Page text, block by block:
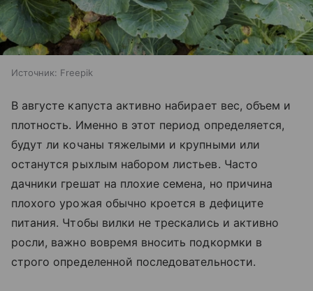
Источник: Freepik
В августе капуста активно набирает вес, объем и
плотность. Именно в этот период определяется,
будут ли кочаны тяжелыми и крупными или
останутся рыхлым набором листьев. Часто
дачники грешат на плохие семена, но причина
плохого урожая обычно кроется в дефиците
питания. Чтобы вилки не трескались и активно
росли, важно вовремя вносить подкормки в
строго определенной последовательности.